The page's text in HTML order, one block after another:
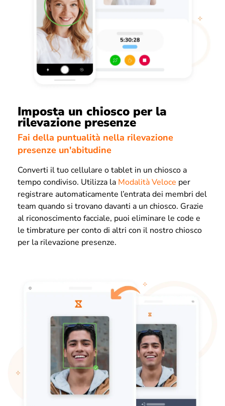
Imposta un chiosco per la
rilevazione presenze
Fai della puntualità nella rilevazione
presenze un'abitudine
Converti il tuo cellulare o tablet in un chiosco a
tempo condiviso. Utilizza la Modalità Veloce per
registrare automaticamente l’entrata dei membri del
team quando si trovano davanti a un chiosco. Grazie
al riconoscimento facciale, puoi eliminare le code e
le timbrature per conto di altri con il nostro chiosco
per la rilevazione presenze.